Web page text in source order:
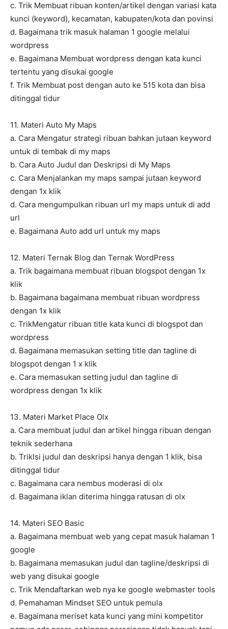
c. Trik Membuat ribuan konten/artikel dengan variasi kata
kunci (keyword), kecamatan, kabupaten/kota dan povinsi
d. Bagaimana trik masuk halaman 1 google melalui
wordpress
e. Bagaimana Membuat wordpress dengan kata kunci
tertentu yang disukai google
f. Trik Membuat post dengan auto ke 515 kota dan bisa
ditinggal tidur
11. Materi Auto My Maps
a. Cara Mengatur strategi ribuan bahkan jutaan keyword
untuk di tembak di my maps
b. Cara Auto Judul dan Deskripsi di My Maps
c. Cara Menjalankan my maps sampai jutaan keyword
dengan 1x klik
d. Cara mengumpulkan ribuan url my maps untuk di add
url
e. Bagaimana Auto add url untuk my maps
12. Materi Ternak Blog dan Ternak WordPress
a. Trik bagaimana membuat ribuan blogspot dengan 1x
klik
b. Bagaimana bagaimana membuat ribuan wordpress
dengan 1x klik
c. TrikMengatur ribuan title kata kunci di blogspot dan
wordpress
d. Bagaimana memasukan setting title dan tagline di
blogspot dengan 1 x klik
e. Cara memasukan setting judul dan tagline di
wordpress dengan 1x klik
13. Materi Market Place Olx
a. Cara membuat judul dan artikel hingga ribuan dengan
teknik sederhana
b. TrikIsi judul dan deskripsi hanya dengan 1 klik, bisa
ditinggal tidur
c. Bagaimana cara nembus moderasi di olx
d. Bagaimana iklan diterima hingga ratusan di olx
14. Materi SEO Basic
a. Bagaimana membuat web yang cepat masuk halaman 1
google
b. Bagaimana memasukan judul dan tagline/deskripsi di
web yang disukai google
c. Trik Mendaftarkan web nya ke google webmaster tools
d. Pemahaman Mindset SEO untuk pemula
e. Bagaimana meriset kata kunci yang mini kompetitor